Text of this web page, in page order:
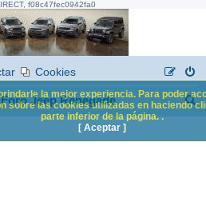
f08c47fec0942fa0
Cookies
Foro Jeep Renegade
B
s
la mejor experiencia. Para poder
sobre las cookies utilizadas en haciendo
parte inferior de la página. .
[ Aceptar ]